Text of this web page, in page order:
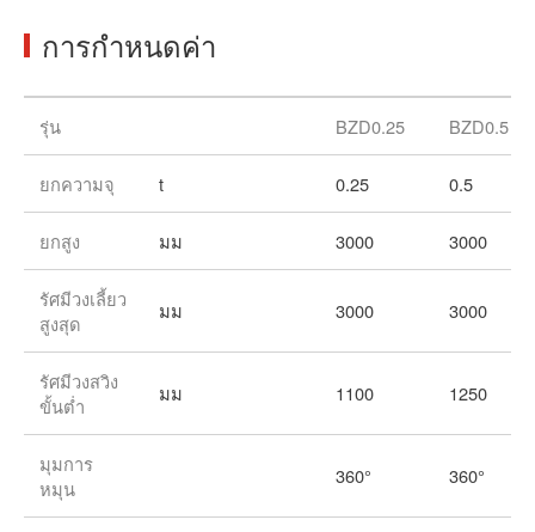
การกำหนดค่า
รุ่น BZD0.25 BZD0.5
ยกความจุ t 0.25 0.5
ยกสูง มม 3000 3000
รัศมีวงเลี้ยว
สูงสุด
มม 3000 3000
รัศมีวงสวิง
ขั้นต่ำ
มม 1100 1250
มุมการ
หมุน
360° 360°